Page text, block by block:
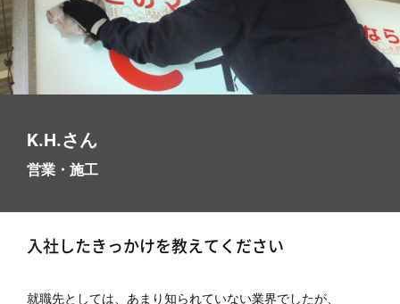
K.H.さん
営業・施工
入社したきっかけを教えてください
就職先としては、あまり知られていない業界でしたが、